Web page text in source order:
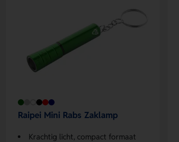
Raipei Mini Rabs Zaklamp
Krachtig licht, compact formaat